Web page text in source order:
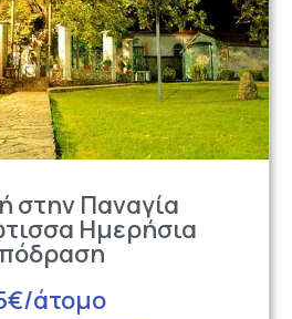
στην Παναγία
Ημερήσια
άτομο